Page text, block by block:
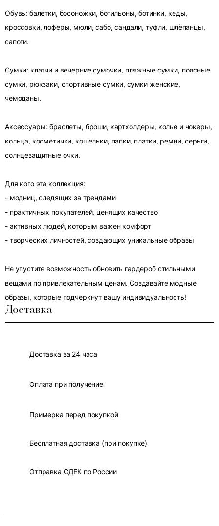
Обувь: балетки, босоножки, ботильоны, ботинки, кеды,
кроссовки, лоферы, мюли, сабо, сандали, туфли, шлёпанцы,
сапоги.
Сумки: клатчи и вечерние сумочки, пляжные сумки, поясные
сумки, рюкзаки, спортивные сумки, сумки женские,
чемоданы.
Аксессуары: браслеты, броши, картхолдеры, колье и чокеры,
кольца, косметички, кошельки, папки, платки, ремни, серьги,
солнцезащитные очки.
Для кого эта коллекция:
- модниц, следящих за трендами
- практичных покупателей, ценящих качество
- активных людей, которым важен комфорт
- творческих личностей, создающих уникальные образы
Не упустите возможность обновить гардероб стильными
вещами по привлекательным ценам. Создавайте модные
образы, которые подчеркнут вашу индивидуальность!
Доставка
Доставка за 24 часа
Оплата при получение
Примерка перед покупкой
Бесплатная доставка (при покупке)
Отправка СДЕК по России